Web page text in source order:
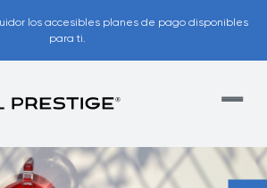
los accesibles planes de pago disponibles
para ti.